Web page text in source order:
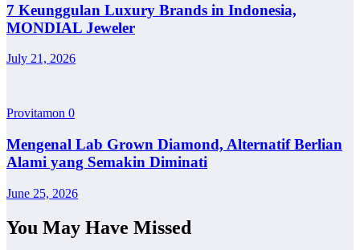
7 Keunggulan Luxury Brands in Indonesia,
MONDIAL Jeweler
July 21, 2026
Provitamon 0
Mengenal Lab Grown Diamond, Alternatif Berlian
Alami yang Semakin Diminati
June 25, 2026
You May Have Missed